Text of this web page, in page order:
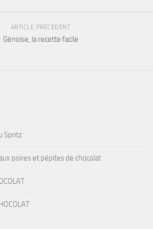
ARTICLE PRÉCÉDENT
Génoise, la recette facile
Spritz
poires et pépites de chocolat